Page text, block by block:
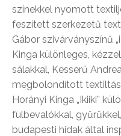
színekkel nyomott
feszített szerkezetű
Gábor szivárványszínű
Kinga különleges,
sálakkal, Kesserű
megbolondított
Horányi Kinga „Ikiiki”
fülbevalókkal,
budapesti hidak által